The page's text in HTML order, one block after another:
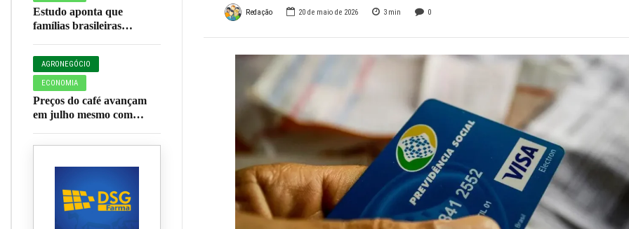
Estudo aponta que
famílias brasileiras
para bets em 2025
AGRONEGÓCIO
ECONOMIA
Preços do café avançam
em julho mesmo com
Redação 20 de maio de 2026 3 min 0